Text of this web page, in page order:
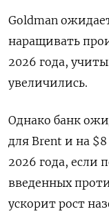
Goldman
наращивать
2026 года,
увеличились.
Однако банк
для Brent и на $8
2026 года, если
⁠введенных
ускорит рост